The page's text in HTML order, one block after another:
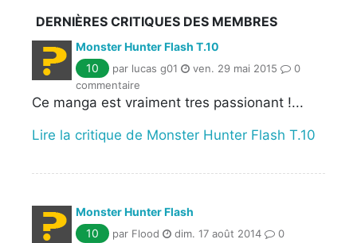
DERNIÈRES CRITIQUES DES MEMBRES
Monster Hunter Flash T.10
10
par lucas g01 ven. 29 mai 2015
0
commentaire
Ce manga est vraiment tres passionant !...
Lire la critique de Monster Hunter Flash T.10
Monster Hunter Flash
10
par Flood dim. 17 août 2014
0